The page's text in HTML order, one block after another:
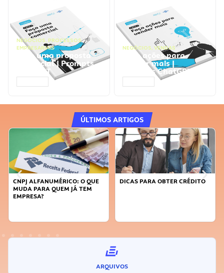
NEGÓCIOS, PROCESSOS
EMPRESARIAIS
Faça uma proposta
comercial | Prompts
ChatGPT
NEGÓCIOS, VENDAS
Faça ações para
vender mais |
Prompts ChatGPT
ÚLTIMOS ARTIGOS
CNPJ ALFANUMÉRICO: O QUE
MUDA PARA QUEM JÁ TEM
EMPRESA?
DICAS PARA OBTER CRÉDITO
ARQUIVOS